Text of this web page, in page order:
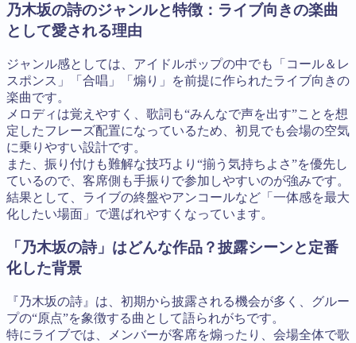
乃木坂の詩のジャンルと特徴：ライブ向きの楽曲
として愛される理由
ジャンル感としては、アイドルポップの中でも「コール＆レ
スポンス」「合唱」「煽り」を前提に作られたライブ向きの
楽曲です。
メロディは覚えやすく、歌詞も“みんなで声を出す”ことを想
定したフレーズ配置になっているため、初見でも会場の空気
に乗りやすい設計です。
また、振り付けも難解な技巧より“揃う気持ちよさ”を優先し
ているので、客席側も手振りで参加しやすいのが強みです。
結果として、ライブの終盤やアンコールなど「一体感を最大
化したい場面」で選ばれやすくなっています。
「乃木坂の詩」はどんな作品？披露シーンと定番
化した背景
『乃木坂の詩』は、初期から披露される機会が多く、グルー
プの“原点”を象徴する曲として語られがちです。
特にライブでは、メンバーが客席を煽ったり、会場全体で歌